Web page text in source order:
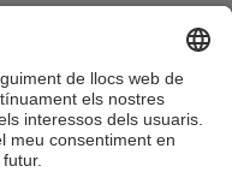
Accessibilitat
de privadesa